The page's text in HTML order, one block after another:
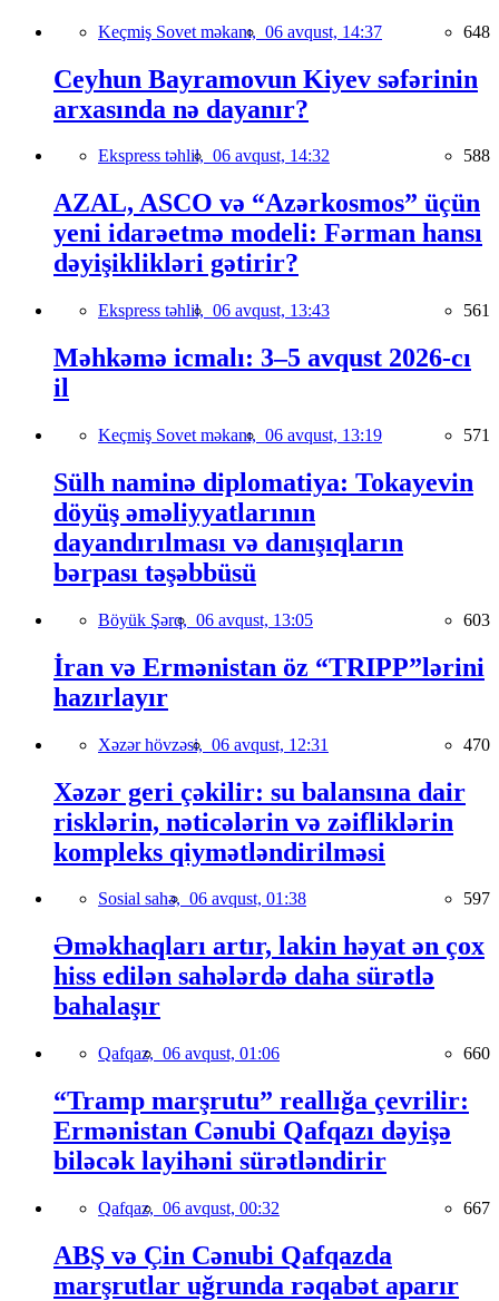
Keçmiş Sovet məkanı, 06 avqust, 14:37 648
Ceyhun Bayramovun Kiyev səfərinin
arxasında nə dayanır?
Ekspress təhlil, 06 avqust, 14:32 588
AZAL, ASCO və “Azərkosmos” üçün
yeni idarəetmə modeli: Fərman hansı
dəyişiklikləri gətirir?
Ekspress təhlil, 06 avqust, 13:43 561
Məhkəmə icmalı: 3–5 avqust 2026-cı
il
Keçmiş Sovet məkanı, 06 avqust, 13:19 571
Sülh naminə diplomatiya: Tokayevin
döyüş əməliyyatlarının
dayandırılması və danışıqların
bərpası təşəbbüsü
Böyük Şərq, 06 avqust, 13:05 603
İran və Ermənistan öz “TRIPP”lərini
hazırlayır
Xəzər hövzəsi, 06 avqust, 12:31 470
Xəzər geri çəkilir: su balansına dair
risklərin, nəticələrin və zəifliklərin
kompleks qiymətləndirilməsi
Sosial sahə, 06 avqust, 01:38 597
Əməkhaqları artır, lakin həyat ən çox
hiss edilən sahələrdə daha sürətlə
bahalaşır
Qafqaz, 06 avqust, 01:06 660
“Tramp marşrutu” reallığa çevrilir:
Ermənistan Cənubi Qafqazı dəyişə
biləcək layihəni sürətləndirir
Qafqaz, 06 avqust, 00:32 667
ABŞ və Çin Cənubi Qafqazda
marşrutlar uğrunda rəqabət aparır